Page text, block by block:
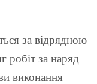
за відрядною
робіт за наряд
виконання